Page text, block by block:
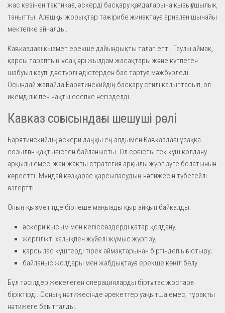
жас кезінен тактикаға, әскерді басқару қағидаларына қызығушылық
танытты. Алғашқы жорықтар тәжірибе жинақтауға арналған шынайы
мектепке айналды.
Кавказдағы қызмет ерекше дайындықты талап етті. Таулы аймақ,
қарсы тараптың ұсақ әрі жылдам жасақтары және күтпеген
шабуыл қаупі дәстүрлі әдістерден бас тартуға мәжбүрледі.
Осындай жағдайда Барятинскийдің басқару стилі қалыптасып, ол
икемділік пен нақты есепке негізделді.
Кавказ соғысындағы шешуші рөлі
Барятинскийдің әскери даңқы ең алдымен Кавказдағы ұзаққа
созылған қақтығыспен байланысты. Ол соғысты тек күш қолдану
арқылы емес, жан-жақты стратегия арқылы жүргізуге болатынын
көрсетті. Мұндай көзқарас қарсыласудың нәтижесін түбегейлі
өзгертті.
Оның қызметінде бірнеше маңызды қыр айқын байқалды:
әскери қысым мен келіссөздерді қатар қолдану;
жергілікті халықпен жүйелі жұмыс жүргізу;
қарсылас күштерді тірек аймақтарынан біртіндеп ығыстыру;
байланыс жолдары мен жабдықтауға ерекше көңіл бөлу.
Бұл тәсілдер жекелеген операцияларды біртұтас жоспарға
біріктірді. Соның нәтижесінде әрекеттер уақытша емес, тұрақты
нәтижеге бағытталды.